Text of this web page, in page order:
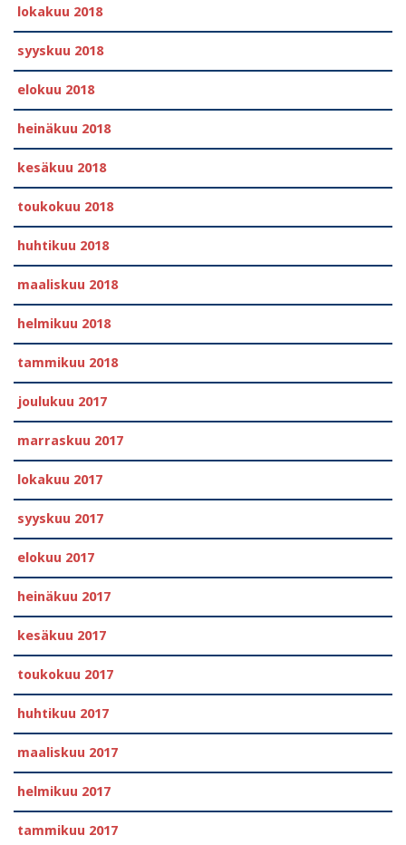
lokakuu 2018
syyskuu 2018
elokuu 2018
heinäkuu 2018
kesäkuu 2018
toukokuu 2018
huhtikuu 2018
maaliskuu 2018
helmikuu 2018
tammikuu 2018
joulukuu 2017
marraskuu 2017
lokakuu 2017
syyskuu 2017
elokuu 2017
heinäkuu 2017
kesäkuu 2017
toukokuu 2017
huhtikuu 2017
maaliskuu 2017
helmikuu 2017
tammikuu 2017